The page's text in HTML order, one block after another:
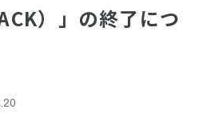
）」の終了につ